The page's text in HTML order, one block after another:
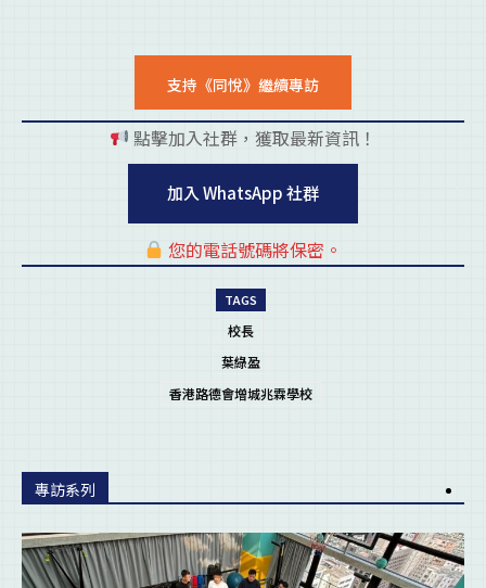
支持《同悅》繼續專訪
點擊加入社群，獲取最新資訊！
加入 WhatsApp 社群
您的電話號碼將保密。
TAGS
校長
葉綠盈
香港路德會增城兆霖學校
專訪系列